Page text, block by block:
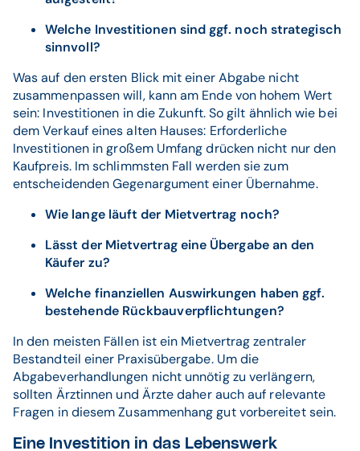
Welche Investitionen sind ggf. noch strategisch
sinnvoll?
Was auf den ersten Blick mit einer Abgabe nicht
zusammenpassen will, kann am Ende von hohem Wert
sein: Investitionen in die Zukunft. So gilt ähnlich wie bei
dem Verkauf eines alten Hauses: Erforderliche
Investitionen in großem Umfang drücken nicht nur den
Kaufpreis. Im schlimmsten Fall werden sie zum
entscheidenden Gegenargument einer Übernahme.
Wie lange läuft der Mietvertrag noch?
Lässt der Mietvertrag eine Übergabe an den
Käufer zu?
Welche finanziellen Auswirkungen haben ggf.
bestehende Rückbauverpflichtungen?
In den meisten Fällen ist ein Mietvertrag zentraler
Bestandteil einer Praxisübergabe. Um die
Abgabeverhandlungen nicht unnötig zu verlängern,
sollten Ärztinnen und Ärzte daher auch auf relevante
Fragen in diesem Zusammenhang gut vorbereitet sein.
Eine Investition in das Lebenswerk